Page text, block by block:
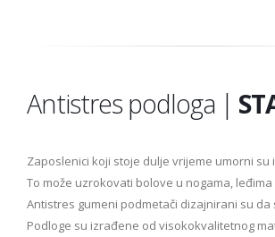
Antistres podloga |
Zaposlenici koji stoje dulje vrijeme umorni su
To može uzrokovati bolove u nogama,
Antistres gumeni podmetači dizajnirani su da
Podloge su izrađene od visokokvalitetnog